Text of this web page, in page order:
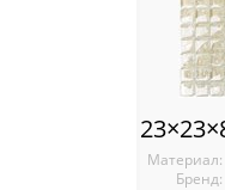
Материал:
Бренд: